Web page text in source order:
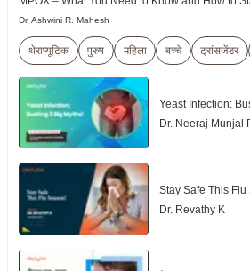
Dr. Ashwini R. Mahesh
थेराप्यूटिक पुरुष महिला बच्चे ट्रांसजेंडर
Yeast Infection:
Dr. Neeraj Munjal
Stay Safe This Flu
Dr. Revathy K